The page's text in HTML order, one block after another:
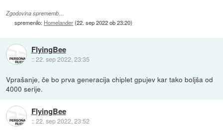
Zgodovina sprememb…
spremenilo: Homelander(22. sep 2022 ob 23:20)
FlyingBee
::22. sep 2022, 23:35
Vprašanje, če bo prva generacija chiplet gpujev kar tako boljša od
4000 serije.
FlyingBee
::22. sep 2022, 23:52